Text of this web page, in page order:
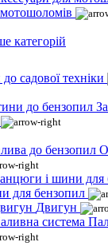
категорій
садової техніки
для бензопил
Двигун